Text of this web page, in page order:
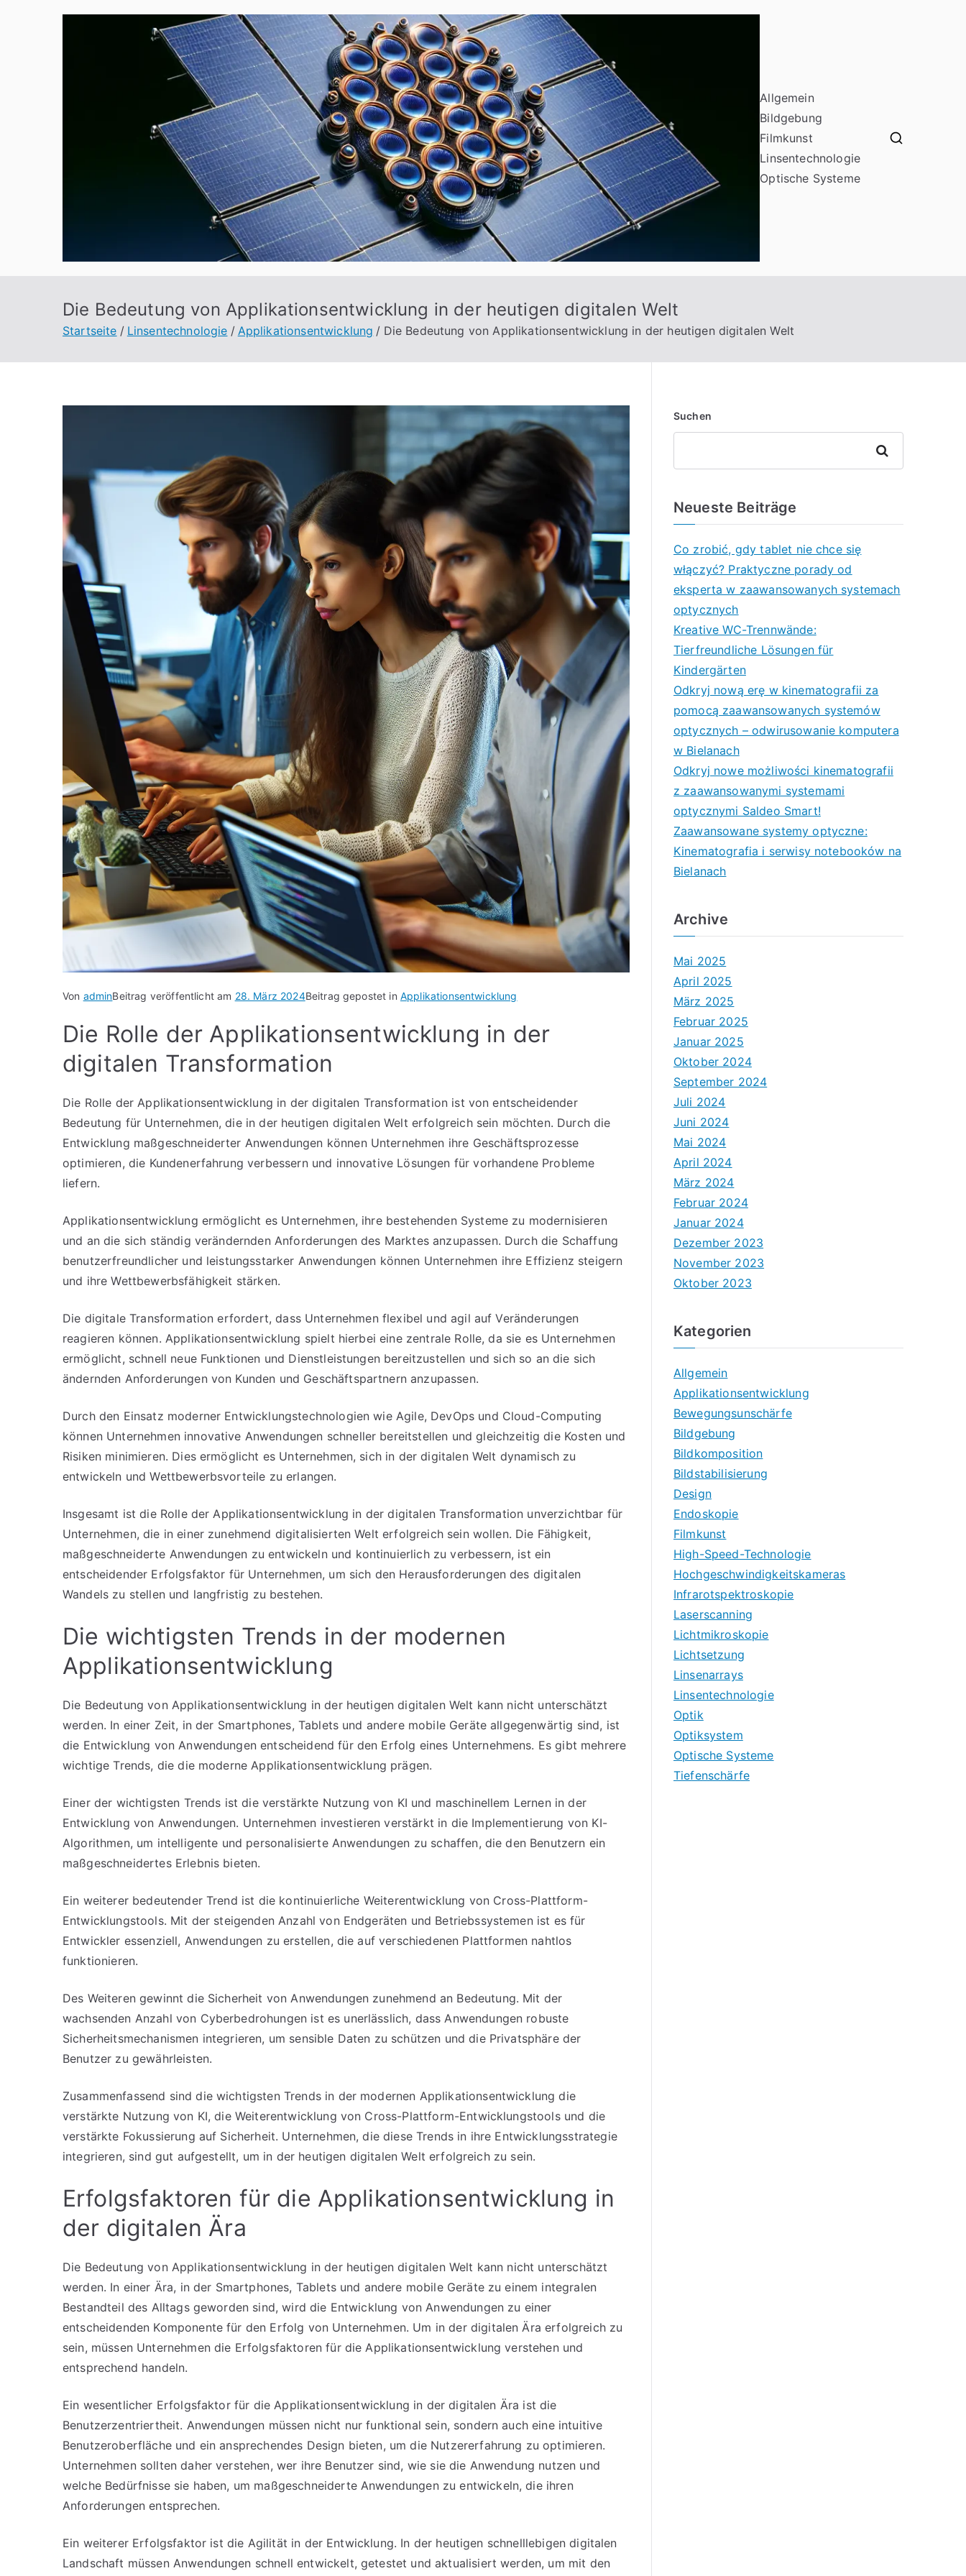
odf16
Allgemein
Bildgebung
Filmkunst
Linsentechnologie
Optische Systeme
Die Bedeutung von Applikationsentwicklung in der heutigen digitalen Welt
Startseite Linsentechnologie Applikationsentwicklung Die Bedeutung von Applikationsentwicklung in der heutigen digitalen Welt
Von adminBeitrag veröffentlicht am 28. März 2024Beitrag gepostet in Applikationsentwicklung
Die Rolle der Applikationsentwicklung in der
digitalen Transformation
Die Rolle der Applikationsentwicklung in der digitalen Transformation ist von entscheidender
Bedeutung für Unternehmen, die in der heutigen digitalen Welt erfolgreich sein möchten. Durch die
Entwicklung maßgeschneiderter Anwendungen können Unternehmen ihre Geschäftsprozesse
optimieren, die Kundenerfahrung verbessern und innovative Lösungen für vorhandene Probleme
liefern.
Applikationsentwicklung ermöglicht es Unternehmen, ihre bestehenden Systeme zu modernisieren
und an die sich ständig verändernden Anforderungen des Marktes anzupassen. Durch die Schaffung
benutzerfreundlicher und leistungsstarker Anwendungen können Unternehmen ihre Effizienz steigern
und ihre Wettbewerbsfähigkeit stärken.
Die digitale Transformation erfordert, dass Unternehmen flexibel und agil auf Veränderungen
reagieren können. Applikationsentwicklung spielt hierbei eine zentrale Rolle, da sie es Unternehmen
ermöglicht, schnell neue Funktionen und Dienstleistungen bereitzustellen und sich so an die sich
ändernden Anforderungen von Kunden und Geschäftspartnern anzupassen.
Durch den Einsatz moderner Entwicklungstechnologien wie Agile, DevOps und Cloud-Computing
können Unternehmen innovative Anwendungen schneller bereitstellen und gleichzeitig die Kosten und
Risiken minimieren. Dies ermöglicht es Unternehmen, sich in der digitalen Welt dynamisch zu
entwickeln und Wettbewerbsvorteile zu erlangen.
Insgesamt ist die Rolle der Applikationsentwicklung in der digitalen Transformation unverzichtbar für
Unternehmen, die in einer zunehmend digitalisierten Welt erfolgreich sein wollen. Die Fähigkeit,
maßgeschneiderte Anwendungen zu entwickeln und kontinuierlich zu verbessern, ist ein
entscheidender Erfolgsfaktor für Unternehmen, um sich den Herausforderungen des digitalen
Wandels zu stellen und langfristig zu bestehen.
Die wichtigsten Trends in der modernen
Applikationsentwicklung
Die Bedeutung von Applikationsentwicklung in der heutigen digitalen Welt kann nicht unterschätzt
werden. In einer Zeit, in der Smartphones, Tablets und andere mobile Geräte allgegenwärtig sind, ist
die Entwicklung von Anwendungen entscheidend für den Erfolg eines Unternehmens. Es gibt mehrere
wichtige Trends, die die moderne Applikationsentwicklung prägen.
Einer der wichtigsten Trends ist die verstärkte Nutzung von KI und maschinellem Lernen in der
Entwicklung von Anwendungen. Unternehmen investieren verstärkt in die Implementierung von KI-
Algorithmen, um intelligente und personalisierte Anwendungen zu schaffen, die den Benutzern ein
maßgeschneidertes Erlebnis bieten.
Ein weiterer bedeutender Trend ist die kontinuierliche Weiterentwicklung von Cross-Plattform-
Entwicklungstools. Mit der steigenden Anzahl von Endgeräten und Betriebssystemen ist es für
Entwickler essenziell, Anwendungen zu erstellen, die auf verschiedenen Plattformen nahtlos
funktionieren.
Des Weiteren gewinnt die Sicherheit von Anwendungen zunehmend an Bedeutung. Mit der
wachsenden Anzahl von Cyberbedrohungen ist es unerlässlich, dass Anwendungen robuste
Sicherheitsmechanismen integrieren, um sensible Daten zu schützen und die Privatsphäre der
Benutzer zu gewährleisten.
Zusammenfassend sind die wichtigsten Trends in der modernen Applikationsentwicklung die
verstärkte Nutzung von KI, die Weiterentwicklung von Cross-Plattform-Entwicklungstools und die
verstärkte Fokussierung auf Sicherheit. Unternehmen, die diese Trends in ihre Entwicklungsstrategie
integrieren, sind gut aufgestellt, um in der heutigen digitalen Welt erfolgreich zu sein.
Erfolgsfaktoren für die Applikationsentwicklung in
der digitalen Ära
Die Bedeutung von Applikationsentwicklung in der heutigen digitalen Welt kann nicht unterschätzt
werden. In einer Ära, in der Smartphones, Tablets und andere mobile Geräte zu einem integralen
Bestandteil des Alltags geworden sind, wird die Entwicklung von Anwendungen zu einer
entscheidenden Komponente für den Erfolg von Unternehmen. Um in der digitalen Ära erfolgreich zu
sein, müssen Unternehmen die Erfolgsfaktoren für die Applikationsentwicklung verstehen und
entsprechend handeln.
Ein wesentlicher Erfolgsfaktor für die Applikationsentwicklung in der digitalen Ära ist die
Benutzerzentriertheit. Anwendungen müssen nicht nur funktional sein, sondern auch eine intuitive
Benutzeroberfläche und ein ansprechendes Design bieten, um die Nutzererfahrung zu optimieren.
Unternehmen sollten daher verstehen, wer ihre Benutzer sind, wie sie die Anwendung nutzen und
welche Bedürfnisse sie haben, um maßgeschneiderte Anwendungen zu entwickeln, die ihren
Anforderungen entsprechen.
Ein weiterer Erfolgsfaktor ist die Agilität in der Entwicklung. In der heutigen schnelllebigen digitalen
Landschaft müssen Anwendungen schnell entwickelt, getestet und aktualisiert werden, um mit den
Suchen
Suchen
Neueste Beiträge
Co zrobić, gdy tablet nie chce się
włączyć? Praktyczne porady od
eksperta w zaawansowanych systemach
optycznych
Kreative WC-Trennwände:
Tierfreundliche Lösungen für
Kindergärten
Odkryj nową erę w kinematografii za
pomocą zaawansowanych systemów
optycznych – odwirusowanie komputera
w Bielanach
Odkryj nowe możliwości kinematografii
z zaawansowanymi systemami
optycznymi Saldeo Smart!
Zaawansowane systemy optyczne:
Kinematografia i serwisy notebooków na
Bielanach
Archive
Mai 2025
April 2025
März 2025
Februar 2025
Januar 2025
Oktober 2024
September 2024
Juli 2024
Juni 2024
Mai 2024
April 2024
März 2024
Februar 2024
Januar 2024
Dezember 2023
November 2023
Oktober 2023
Kategorien
Allgemein
Applikationsentwicklung
Bewegungsunschärfe
Bildgebung
Bildkomposition
Bildstabilisierung
Design
Endoskopie
Filmkunst
High-Speed-Technologie
Hochgeschwindigkeitskameras
Infrarotspektroskopie
Laserscanning
Lichtmikroskopie
Lichtsetzung
Linsenarrays
Linsentechnologie
Optik
Optiksystem
Optische Systeme
Tiefenschärfe